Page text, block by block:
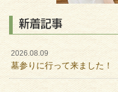
新着記事
2026.08.09
墓参りに行って来ました！